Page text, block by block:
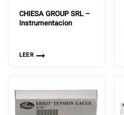
CHIESA GROUP SRL –
Instrumentacion
LEER